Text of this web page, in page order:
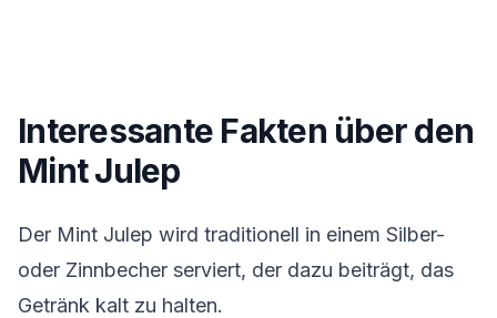
Interessante Fakten über den
Mint Julep
Der Mint Julep wird traditionell in einem Silber-
oder Zinnbecher serviert, der dazu beiträgt, das
Getränk kalt zu halten.